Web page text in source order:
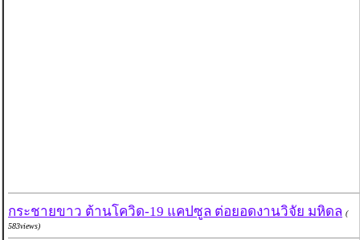
กระชายขาว ต้านโควิด-19 แคปซูล ต่อยอดงานวิจัย มหิดล (
583views)